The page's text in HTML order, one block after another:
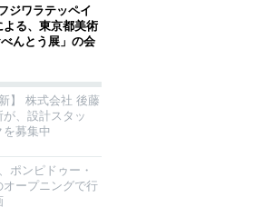
ジワラテッペイ
る、東京都美術
んとう展」の会
】 株式会社 後藤
、設計スタッ
募集中
ポンピドゥー・
ープニングで行